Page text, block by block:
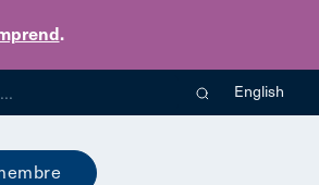
.
English